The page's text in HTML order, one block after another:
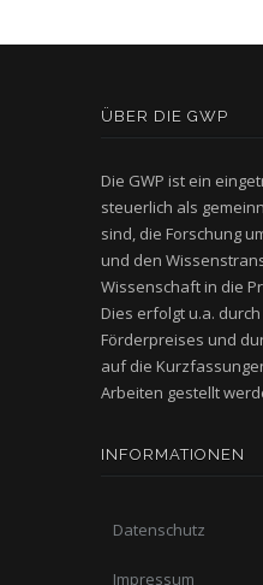
ÜBER DIE GWP
Die GWP ist ein
steuerlich als
sind, die Forschung
und den
Wissenschaft in die
Dies erfolgt u.a.
Förderpreises und
auf die
Arbeiten gestellt
INFORMATIONEN
Datenschutz
Impressum